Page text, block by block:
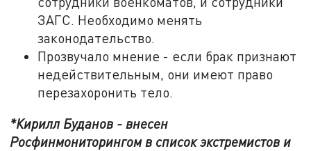
ЗАГС. Необходимо менять
законодательство.
Прозвучало мнение - если брак признают
недействительным, они имеют право
перезахоронить тело.
*Кирилл Буданов - внесен
Росфинмониторингом в список экстремистов и